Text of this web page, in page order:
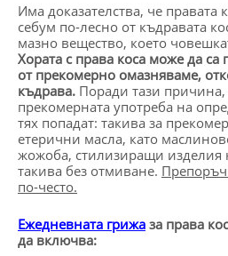
Има доказателства, че правата
себум по-лесно от къдравата
мазно вещество, което
Хората с права коса може да са
от прекомерно омазняваме,
къдрава. Поради тази причина,
прекомерната употреба на
тях попадат: такива за
етерични масла, като
жожоба, стилизиращи изделия
такива без отмиване.
по-често.
Ежедневната грижа за права
да включва: